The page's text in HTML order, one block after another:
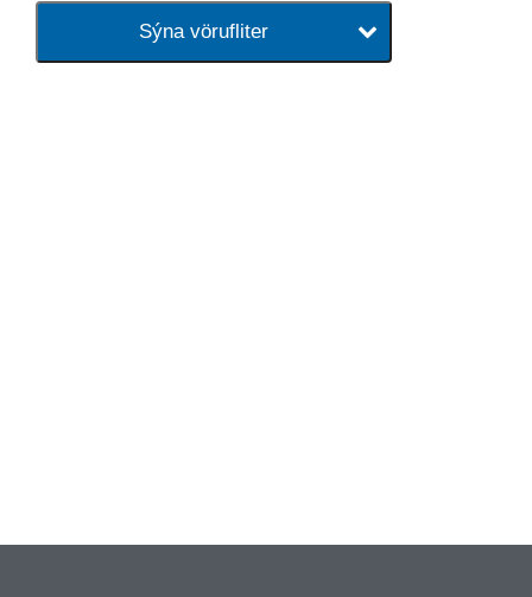
Sýna vörufliter